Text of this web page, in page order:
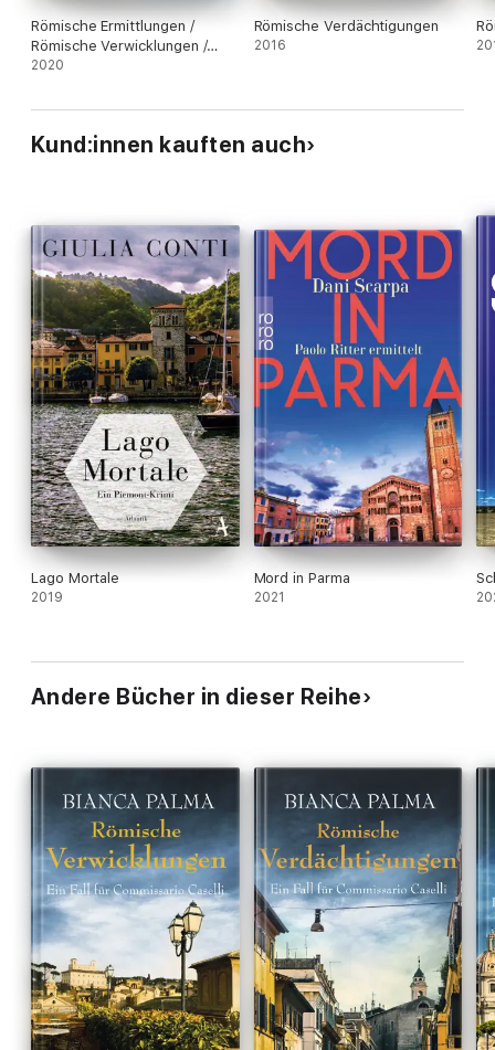
Römische Ermittlungen /
Römische Verwicklungen /
Römische Verdächtigungen
2020
Römische Verdächtigungen
2016
Kund:innen kauften auch
Lago Mortale
2019
Mord in Parma
2021
Andere Bücher in dieser Reihe